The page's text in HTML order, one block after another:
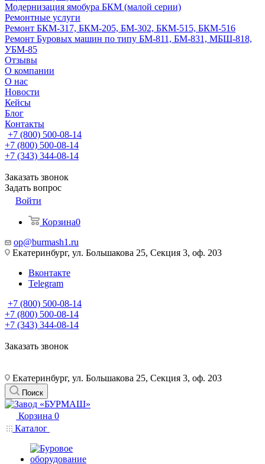
Модернизация ямобура БКМ (малой серии)
Ремонтные услуги
Ремонт БКМ-317, БКМ-205, БМ-302, БКМ-515, БКМ-516
Ремонт Буровых машин по типу БМ-811, БМ-831, МБШ-818,
УБМ-85
Отзывы
О компании
О нас
Новости
Кейсы
Блог
Контакты
+7 (800) 500-08-14
+7 (800) 500-08-14
+7 (343) 344-08-14
Заказать звонок
Задать вопрос
Войти
Корзина0
op@burmash1.ru
Екатеринбург, ул. Большакова 25, Секция 3, оф. 203
Вконтакте
Telegram
+7 (800) 500-08-14
+7 (800) 500-08-14
+7 (343) 344-08-14
Заказать звонок
Екатеринбург, ул. Большакова 25, Секция 3, оф. 203
Поиск
Корзина 0
Каталог